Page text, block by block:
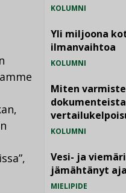
KOLUMNI
Yli miljoona
ilmanvaihtoa
KOLUMNI
Miten
KOLUMNI
Vesi- ja
jämähtänyt
MIELIPIDE